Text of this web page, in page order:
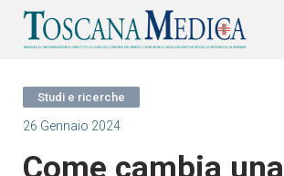
Studi e ricerche
26 Gennaio 2024
Come cambia una